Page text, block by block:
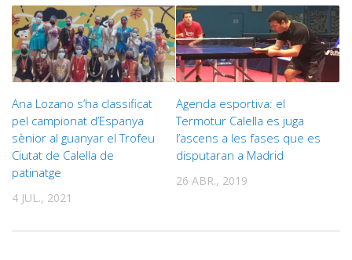
Ana Lozano s’ha classificat
pel campionat d’Espanya
sènior al guanyar el Trofeu
Ciutat de Calella de
patinatge
4 JUL., 2021
Agenda esportiva: el
Termotur Calella es juga
l’ascens a les fases que es
disputaran a Madrid
26 ABR., 2019